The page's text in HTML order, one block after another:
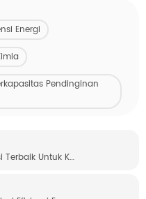
Energi
Pendinginan
Apakah Pendingin Terintegrasi Solusi Terbaik Untuk Kebutuhan Pendinginan Anda